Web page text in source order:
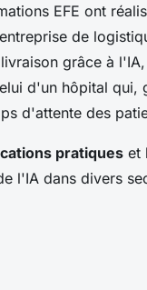
EFE ont
de
grâce à
d'un hôpital
d'attente des
pratiques et
l'IA dans divers